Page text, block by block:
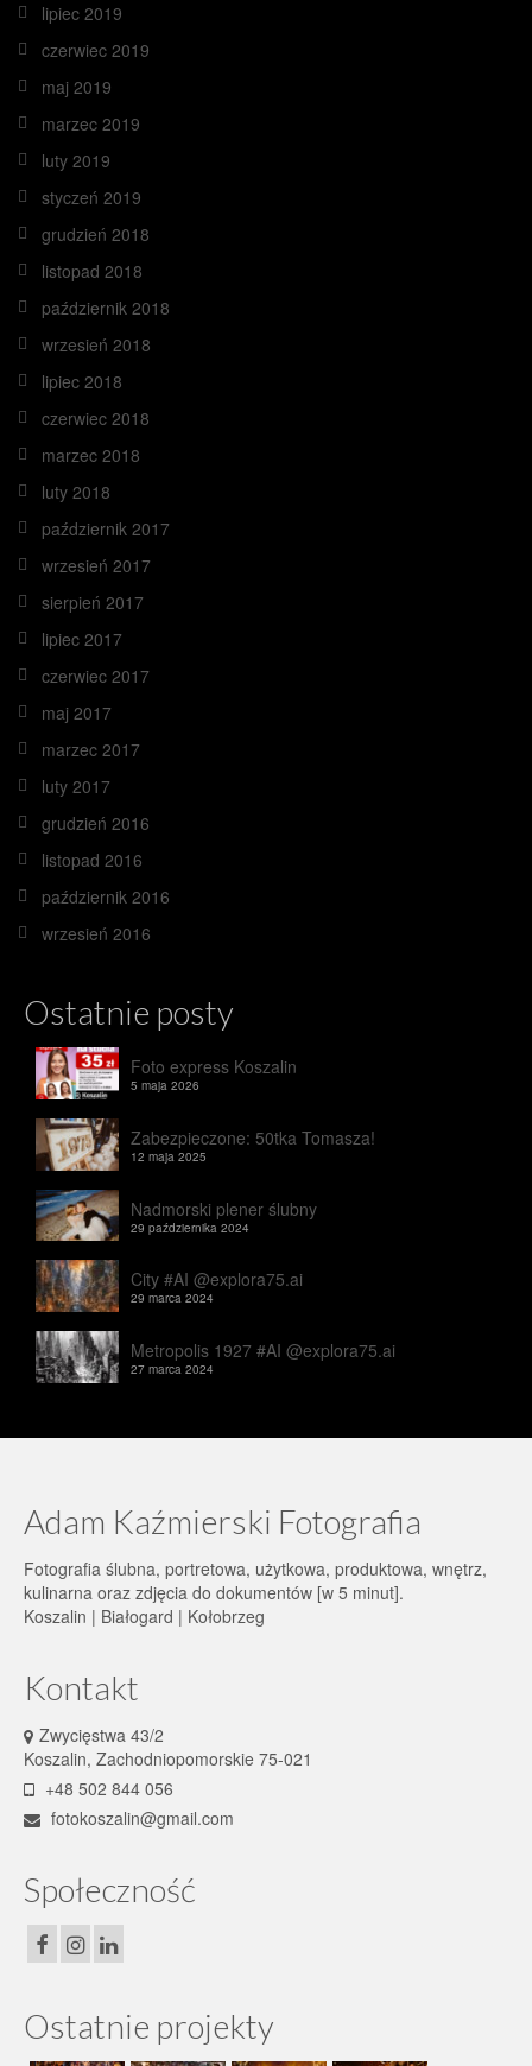
lipiec 2019
czerwiec 2019
maj 2019
marzec 2019
luty 2019
styczeń 2019
grudzień 2018
listopad 2018
październik 2018
wrzesień 2018
lipiec 2018
czerwiec 2018
marzec 2018
luty 2018
październik 2017
wrzesień 2017
sierpień 2017
lipiec 2017
czerwiec 2017
maj 2017
marzec 2017
luty 2017
grudzień 2016
listopad 2016
październik 2016
wrzesień 2016
Ostatnie posty
Foto express Koszalin
5 maja 2026
Zabezpieczone: 50tka Tomasza!
12 maja 2025
Nadmorski plener ślubny
29 października 2024
City #AI @explora75.ai
29 marca 2024
Metropolis 1927 #AI @explora75.ai
27 marca 2024
Adam Kaźmierski Fotografia
Fotografia ślubna, portretowa, użytkowa, produktowa, wnętrz,
kulinarna oraz zdjęcia do dokumentów [w 5 minut].
Koszalin | Białogard | Kołobrzeg
Kontakt
Zwycięstwa 43/2
Koszalin, Zachodniopomorskie 75-021
+48 502 844 056
fotokoszalin@gmail.com
Społeczność
Ostatnie projekty